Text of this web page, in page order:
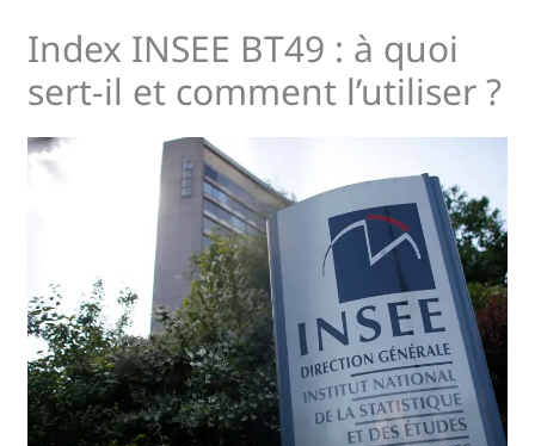
Index INSEE BT49 : à quoi
sert-il et comment l’utiliser ?